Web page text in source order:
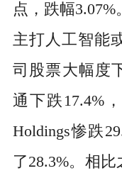
点，跌幅
主打人工智能
司股票大幅度
通下跌17.4%
Holdings惨跌
了28.3%。相